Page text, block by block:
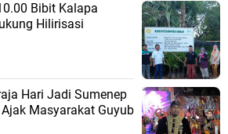
Bibit Kalapa
Hilirisasi
Hari Jadi Sumenep
Masyarakat Guyub